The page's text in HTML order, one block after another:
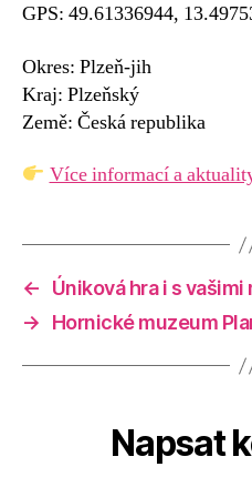
GPS: 49.61336944,
Okres: Plzeň-jih
Kraj: Plzeňský
Země: Česká republika
Více informací a
←
Úniková hra i s
→
Hornické muzeum
Napsat